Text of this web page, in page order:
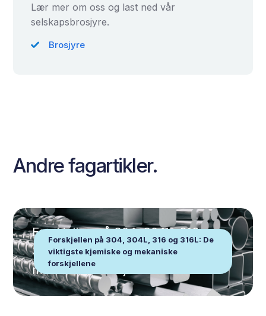
Lær mer om oss og last ned vår
selskapsbrosjyre.
Brosjyre
Andre fagartikler.
Forskjellen på 304, 304L, 316 og 316L: De
viktigste kjemiske og mekaniske
forskjellene
Forskjellen på 304, 304L, 316 og
316L: De viktigste kjemiske og
mekaniske forskjellene